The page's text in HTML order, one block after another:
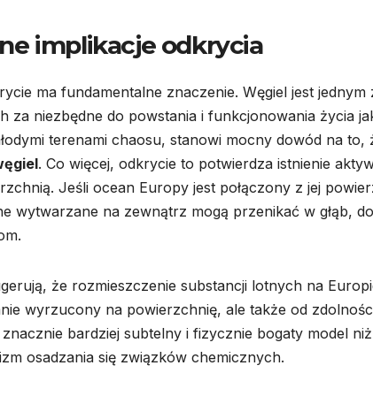
implikacje odkrycia
ma fundamentalne znaczenie. Węgiel jest
za niezbędne do powstania i funkcjonowania życia
terenami chaosu, stanowi mocny dowód na to,
. Co więcej, odkrycie to potwierdza istnienie
Jeśli ocean Europy jest połączony z jej
wytwarzane na zewnątrz mogą przenikać w głąb,
że rozmieszczenie substancji lotnych na
wyrzucony na powierzchnię, ale także od
bardziej subtelny i fizycznie bogaty model
osadzania się związków chemicznych.